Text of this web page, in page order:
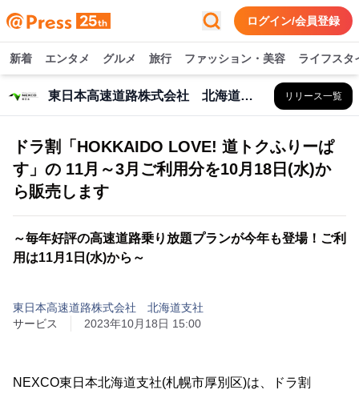
ログイン/会員登録
新着 エンタメ グルメ 旅行 ファッション・美容 ライフスタ
東日本高速道路株式会社 北海道支社 リリース一覧
ドラ割「HOKKAIDO LOVE! 道トクふりーぱ
す」の 11月～3月ご利用分を10月18日(水)か
ら販売します
～毎年好評の高速道路乗り放題プランが今年も登場！ご利
用は11月1日(水)から～
東日本高速道路株式会社 北海道支社
サービス
2023年10月18日 15:00
NEXCO東日本北海道支社(札幌市厚別区)は、ドラ割